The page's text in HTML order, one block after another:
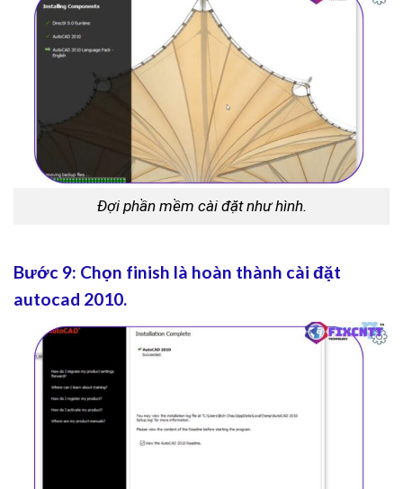
Đợi phần mềm cài đặt như hình.
Bước 9: Chọn finish là hoàn thành cài đặt
autocad 2010.